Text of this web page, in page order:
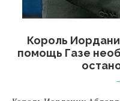
Король
помощь Газе